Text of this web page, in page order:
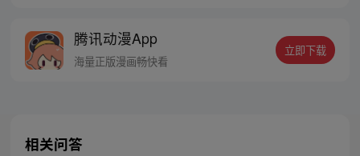
十年后，路飞为实现与因救他而断臂的杰克
斯的约定而出海，开始了以成为海盗王为目
腾讯动漫App
海量正版漫画畅快看
立即下载
相关问答